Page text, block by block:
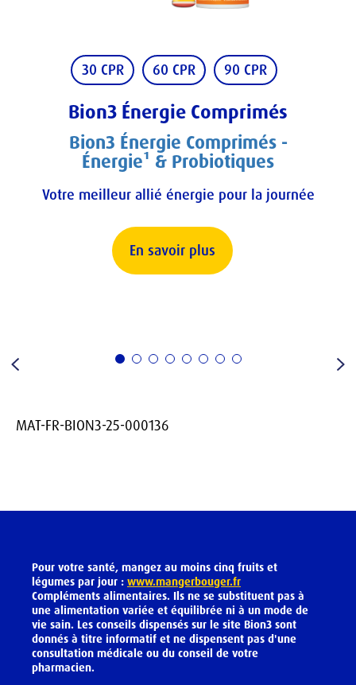
30 CPR 60 CPR 90 CPR
Bion3 Énergie Comprimés
Bion3 Énergie Comprimés -
Énergie¹ & Probiotiques
Votre meilleur allié énergie pour la journée
En savoir plus
MAT-FR-BION3-25-000136
Pour votre santé, mangez au moins cinq fruits et
légumes par jour : www.mangerbouger.fr
Compléments alimentaires. Ils ne se substituent pas à
une alimentation variée et équilibrée ni à un mode de
vie sain. Les conseils dispensés sur le site Bion3 sont
donnés à titre informatif et ne dispensent pas d'une
consultation médicale ou du conseil de votre
pharmacien.